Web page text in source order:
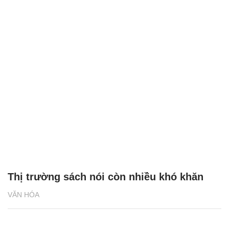
VĂN HÓA
Thị trường sách nói còn nhiều khó khăn